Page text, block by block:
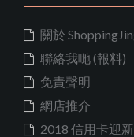
關於
聯絡我哋 (報料)
免責聲明
網店推介
2018 信用卡迎